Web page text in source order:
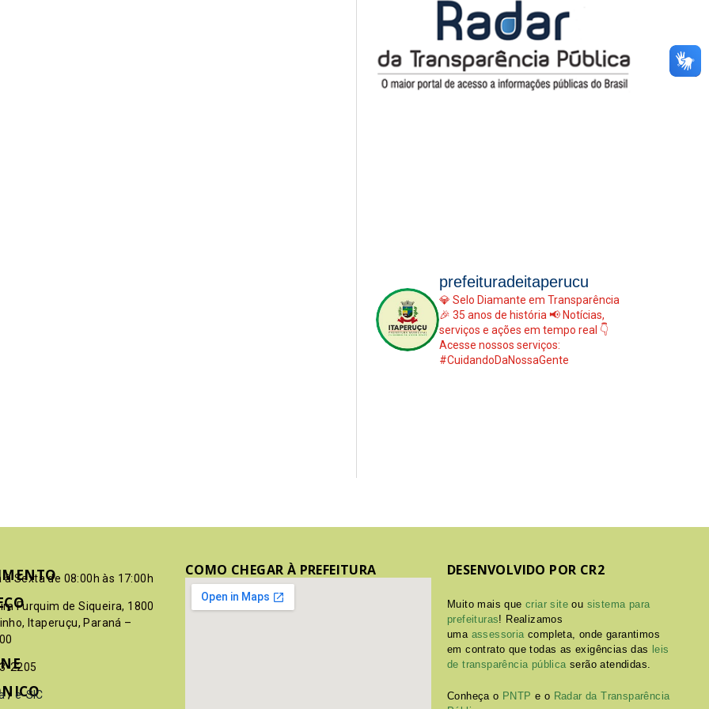
prefeituradeitaperucu
💎 Selo Diamante em Transparência
🎉 35 anos de história 📢 Notícias,
serviços e ações em tempo real 👇
Acesse nossos serviços:
#CuidandoDaNossaGente
à Sexta de 08:00h às 17:00h
Furquim de Siqueira, 1800
Itaperuçu, Paraná –
2205
/ e-SIC
COMO CHEGAR À PREFEITURA DESENVOLVIDO POR CR2
Muito mais quecriar site ou sistema para
prefeituras! Realizamos
uma assessoriacompleta, onde garantimos
em contrato que todas as exigências das leis
de transparência públicaserão atendidas.
Conheça o PNTP e o Radar da Transparência